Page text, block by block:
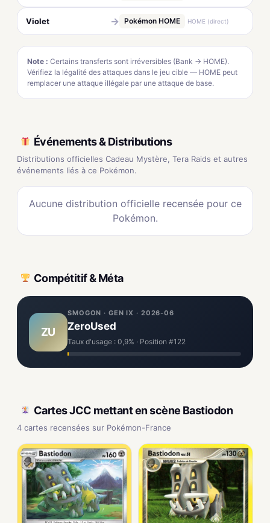
Violet → Pokémon HOME HOME (direct)
Note : Certains transferts sont irréversibles (Bank → HOME).
Vérifiez la légalité des attaques dans le jeu cible — HOME peut
remplacer une attaque illégale par une attaque de base.
Événements & Distributions
Distributions officielles Cadeau Mystère, Tera Raids et autres
événements liés à ce Pokémon.
Aucune distribution officielle recensée pour ce
Pokémon.
Compétitif & Méta
ZU
SMOGON · GEN IX · 2026-06
ZeroUsed
Taux d'usage : 0,9% · Position #122
Cartes JCC mettant en scène Bastiodon
4 cartes recensées sur Pokémon-France